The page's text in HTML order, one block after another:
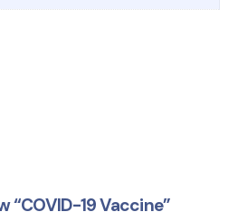
“COVID-19 Vaccine”